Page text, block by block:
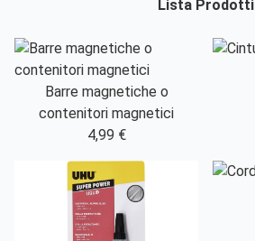
Lista Prodotti
Barre magnetiche o
contenitori magnetici
4,99 €